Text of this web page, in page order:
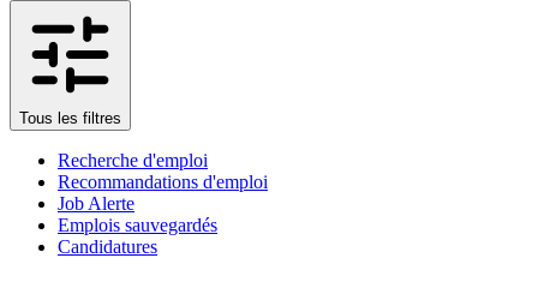
Tous les filtres
Recherche d'emploi
Recommandations d'emploi
Job Alerte
Emplois sauvegardés
Candidatures